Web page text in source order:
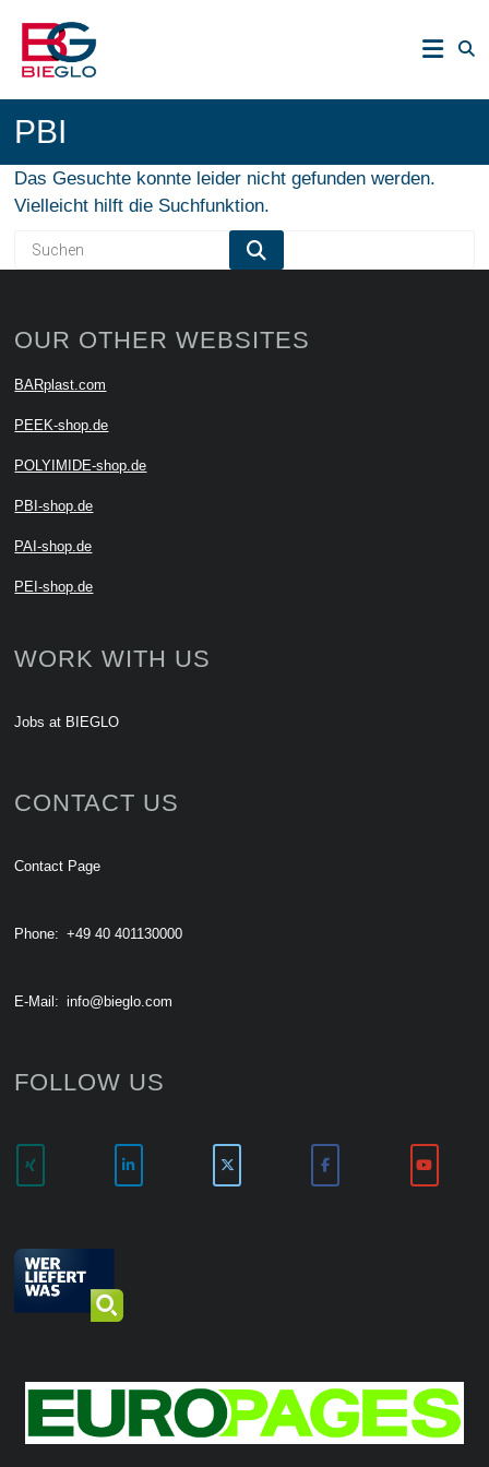
Inhalt
springen
BIEGLO
GmbH
PEEK,
POLYIMIDE,
R-
POLYMERS
PBI
Das Gesuchte konnte leider nicht gefunden werden.
Vielleicht hilft die Suchfunktion.
OUR OTHER WEBSITES
BARplast.com
PEEK-shop.de
POLYIMIDE-shop.de
PBI-shop.de
PAI-shop.de
PEI-shop.de
WORK WITH US
Jobs at BIEGLO
CONTACT US
Contact Page
Phone: +49 40 401130000
E-Mail: info@bieglo.com
FOLLOW US